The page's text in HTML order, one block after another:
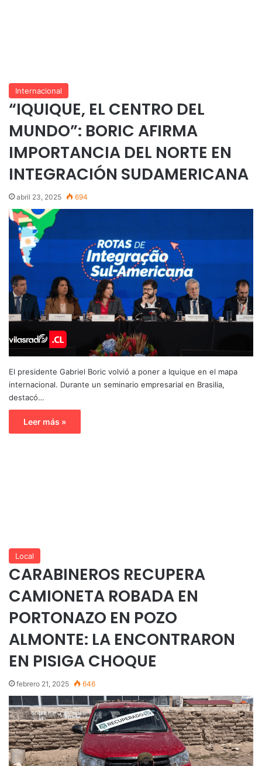
Internacional
“IQUIQUE, EL CENTRO DEL
MUNDO”: BORIC AFIRMA
IMPORTANCIA DEL NORTE EN
INTEGRACIÓN SUDAMERICANA
abril 23, 2025 694
El presidente Gabriel Boric volvió a poner a Iquique en el mapa
internacional. Durante un seminario empresarial en Brasilia,
destacó…
Leer más »
Local
CARABINEROS RECUPERA
CAMIONETA ROBADA EN
PORTONAZO EN POZO
ALMONTE: LA ENCONTRARON
EN PISIGA CHOQUE
febrero 21, 2025 646